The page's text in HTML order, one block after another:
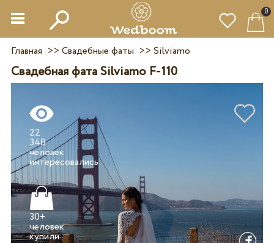
0
Главная >> Свадебные фаты >> Silviamo
Свадебная фата Silviamo F-110
22
348
человек
интересовались
30+
человек
купили